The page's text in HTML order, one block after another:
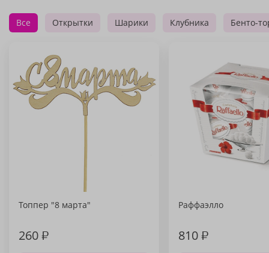
Все Открытки Шарики Клубника Бенто-
Топпер "8 марта"
260₽
Раффаэлло
810₽